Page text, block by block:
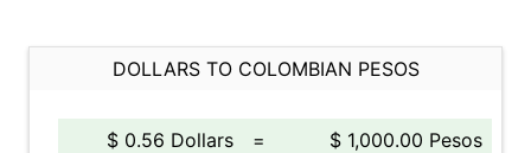
DOLLARS TO COLOMBIAN PESOS
$ 0.56 Dollars =
$ 1,000.00 Pesos